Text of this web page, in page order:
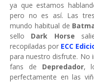
ya que estamos
pero no es así. Las
mundo habitual de
sello Dark Horse
recopiladas por ECC
para nuestro disfrute. No
fans de Depredador,
perfectamente en las